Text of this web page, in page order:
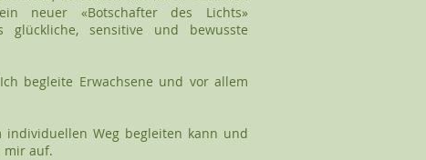
neuer «Botschafter des Lichts»
glückliche, sensitive und bewusste
begleite Erwachsene und vor allem
Weg begleiten kann und
mir auf.